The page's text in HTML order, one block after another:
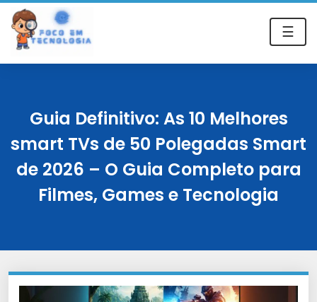
☰
Guia Definitivo: As 10 Melhores
smart TVs de 50 Polegadas Smart
de 2026 – O Guia Completo para
Filmes, Games e Tecnologia